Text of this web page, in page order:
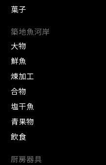
菓子
築地魚河岸
大物
鮮魚
煉加工
合物
塩干魚
青果物
飲食
厨房器具